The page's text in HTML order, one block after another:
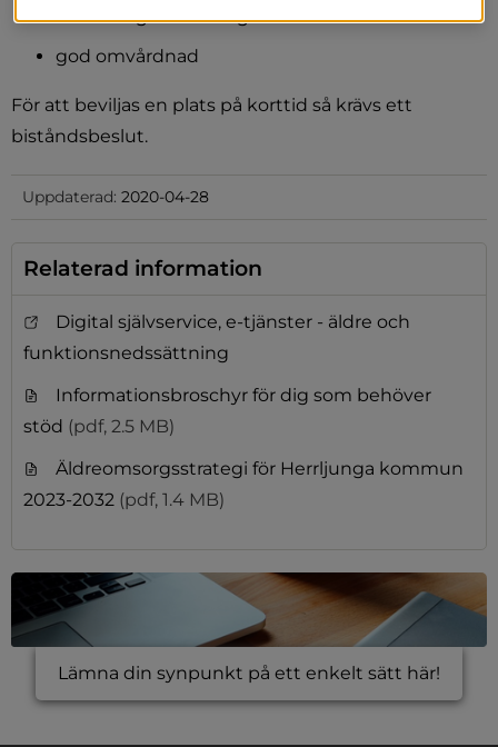
avlastning för anhöriga
god omvårdnad
För att beviljas en plats på korttid så krävs ett
biståndsbeslut.
Uppdaterad: 2020-04-28
Relaterad information
Digital självservice, e-tjänster - äldre och
funktionsnedssättning
Informationsbroschyr för dig som behöver
stöd (pdf, 2.5 MB)
Äldreomsorgsstrategi för Herrljunga kommun
2023-2032 (pdf, 1.4 MB)
Lämna din synpunkt på ett enkelt sätt här!